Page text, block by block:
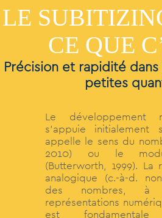
LE
CE QUE
Précision et rapidité
petites
Le développement
s’appuie initialement
appelle le sens du
2010) ou le
(Butterworth, 1999). La
analogique (c.-à-d.
des nombres, à
représentations
est